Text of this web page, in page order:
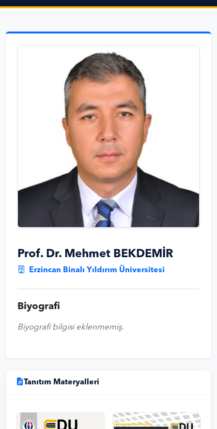
Prof. Dr. Mehmet BEKDEMİR
Erzincan Binalı Yıldırım Üniversitesi
Biyografi
Biyografi bilgisi eklenmemiş.
Tanıtım Materyalleri